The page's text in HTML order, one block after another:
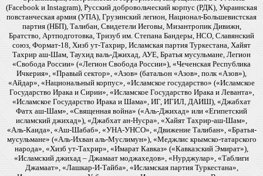
(Facebook и Instagram), Русский добровольческий корпус (РДК), Украинская
повстанческая армия (УПА), Грузинский легион, Национал-Большевистская
партия (НБП), Талибан, Свидетели Иеговы, Мизантропик Дивижн,
Братство, Артподготовка, Тризуб им. Степана Бандеры, НСО, Славянский
союз, Формат-18, Хизб ут-Тахрир, Исламская партия Туркестана, Хайят
Тахрир аш-Шам, Таухид валь-Джихад, АУЕ, Братья мусульмане, Легион
«Свобода России» («Легион Свобода России»), «Чеченская Республика
Ичкерия», «Правый сектор», «Азов» (батальон «Азов», полк «Азов»),
«Айдар», «Национальный корпус», «Исламское государство» («Исламское
Государство Ирака и Сирии», «Исламское Государство Ирака и Леванта»,
«Исламское Государство Ирака и Шама», ИГ, ИГИЛ, ДАИШ), «Джабхат
Фатх аш-Шам», «Священная война» («Аль-Джихад» или «Египетский
исламский джихад»), «Джабхат ан-Нусра», «Хайят Тахрир-аш-Шам»,
«Аль-Каида», «Аш-Шабаб», «УНА-УНСО», «Движение Талибан», «Братья-
мусульмане» («Аль-Ихван аль-Муслимун»), «Меджлис крымско-татарского
народа», «Хизб ут-Тахрир», «Имарат Кавказ» («Кавказский Эмират»),
«Исламский джихад – Джамаат моджахедов», «Нурджулар», «Таблиги
Джамаат», «Лашкар-И-Тайба», «Исламская партия Туркестана»,